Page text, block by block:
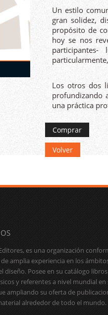
Un estilo
gran solidez,
propósito de
hoy se nos
Los otros dos
profundizando
una práctica
Comprar
Volver
es una organización
amplia experiencia en los
diseño. Posee en su catálogo
y referentes a nivel mundial en
ampliando su oferta de
alrededor de todo el mundo.